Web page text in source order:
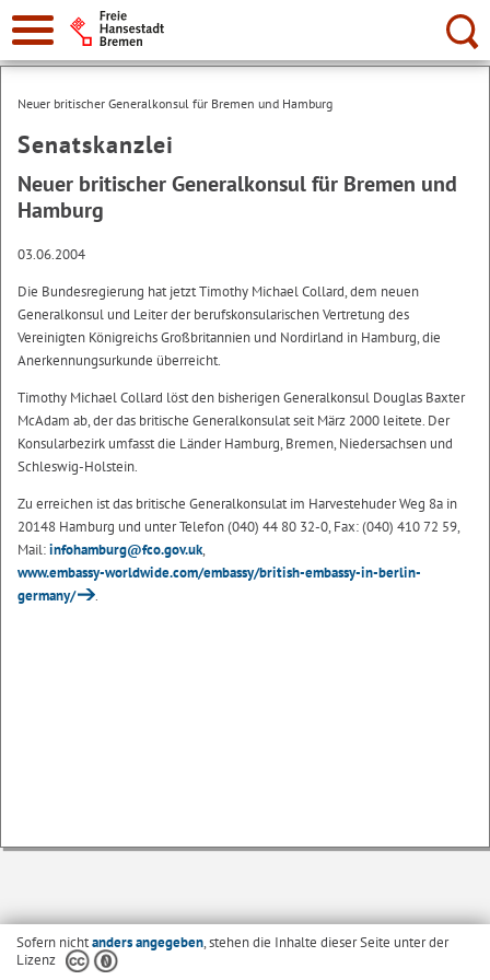
Suche:
Neuer britischer Generalkonsul für Bremen und Hamburg
Senatskanzlei
Neuer britischer Generalkonsul für Bremen und
Hamburg
03.06.2004
Die Bundesregierung hat jetzt Timothy Michael Collard, dem neuen
Generalkonsul und Leiter der berufskonsularischen Vertretung des
Vereinigten Königreichs Großbritannien und Nordirland in Hamburg, die
Anerkennungsurkunde überreicht.
Timothy Michael Collard löst den bisherigen Generalkonsul Douglas Baxter
McAdam ab, der das britische Generalkonsulat seit März 2000 leitete. Der
Konsularbezirk umfasst die Länder Hamburg, Bremen, Niedersachsen und
Schleswig-Holstein.
Zu erreichen ist das britische Generalkonsulat im Harvestehuder Weg 8a in
20148 Hamburg und unter Telefon (040) 44 80 32-0, Fax: (040) 410 72 59,
Mail:infohamburg@fco.gov.uk,
www.embassy-worldwide.com/embassy/british-embassy-in-berlin-
germany/
.
Sofern nichtanders angegeben, stehen die Inhalte dieser Seite unter der
Lizenz